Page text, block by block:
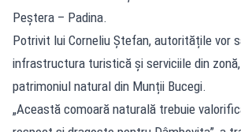
Peștera – Padina.
Potrivit lui Corneliu Ștefan, autoritățile vor
infrastructura turistică și serviciile din
patrimoniul natural din Munții Bucegi.
„Această comoară naturală trebuie